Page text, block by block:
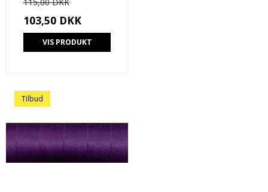
103,50 DKK
VIS PRODUKT
Tilbud